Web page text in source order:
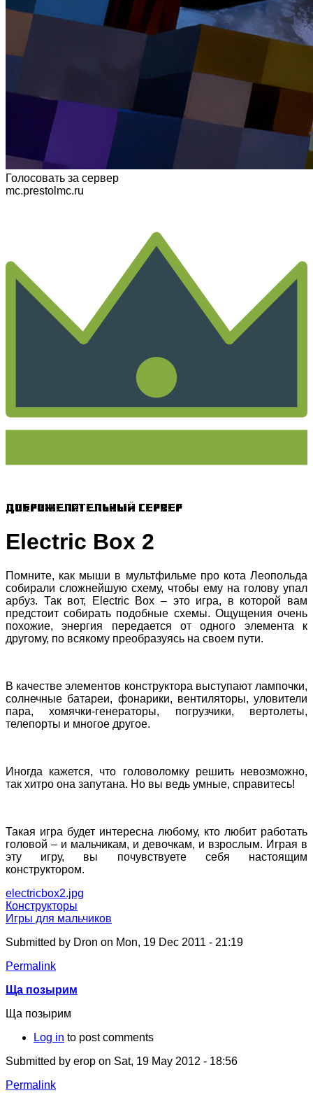
Голосовать за сервер
mc.prestolmc.ru
Доброжелательный сервер
Electric Box 2
Помните, как мыши в мультфильме про кота Леопольда
собирали сложнейшую схему, чтобы ему на голову упал
арбуз. Так вот, Electric Box – это игра, в которой вам
предстоит собирать подобные схемы. Ощущения очень
похожие, энергия передается от одного элемента к
другому, по всякому преобразуясь на своем пути.
В качестве элементов конструктора выступают лампочки,
солнечные батареи, фонарики, вентиляторы, уловители
пара, хомячки-генераторы, погрузчики, вертолеты,
телепорты и многое другое.
Иногда кажется, что головоломку решить невозможно,
так хитро она запутана. Но вы ведь умные, справитесь!
Такая игра будет интересна любому, кто любит работать
головой – и мальчикам, и девочкам, и взрослым. Играя в
эту игру, вы почувствуете себя настоящим
конструктором.
electricbox2.jpg
Конструкторы
Игры для мальчиков
Submitted by Dron on Mon, 19 Dec 2011 - 21:19
Permalink
Ща позырим
Ща позырим
Log in to post comments
Submitted by erop on Sat, 19 May 2012 - 18:56
Permalink